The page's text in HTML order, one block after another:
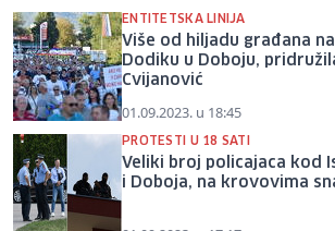
ENTITETSKA LINIJA
Više od hiljadu građana
Dodiku u Doboju,
Cvijanović
01.09.2023. u 18:45
PROTESTI U 18 SATI
Veliki broj policajaca kod
i Doboja, na krovovima